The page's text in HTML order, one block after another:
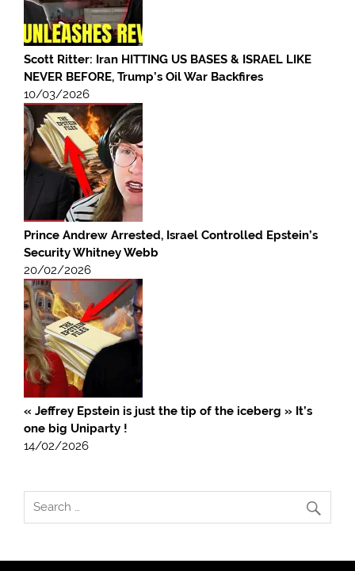
Scott Ritter: Iran HITTING US BASES & ISRAEL LIKE
NEVER BEFORE, Trump’s Oil War Backfires
10/03/2026
Prince Andrew Arrested, Israel Controlled Epstein’s
Security Whitney Webb
20/02/2026
« Jeffrey Epstein is just the tip of the iceberg » It’s
one big Uniparty !
14/02/2026